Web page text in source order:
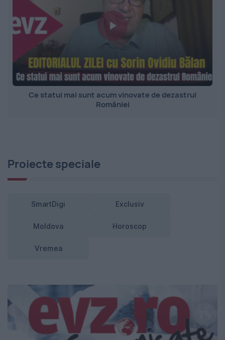
Ce statui mai sunt acum vinovate de dezastrul
României
Proiecte speciale
SmartDigi Exclusiv
Moldova Horoscop
Vremea